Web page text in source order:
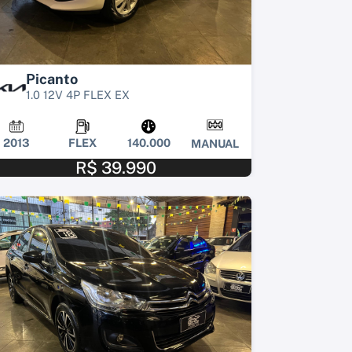
Picanto
1.0 12V 4P FLEX EX
2013 FLEX 140.000 MANUAL
R$ 39.990